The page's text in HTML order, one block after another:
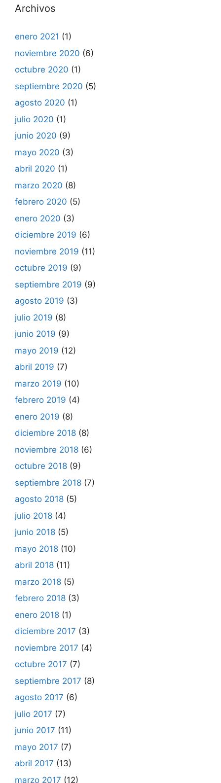
Archivos
enero 2021 (1)
noviembre 2020 (6)
octubre 2020 (1)
septiembre 2020 (5)
agosto 2020 (1)
julio 2020 (1)
junio 2020 (9)
mayo 2020 (3)
abril 2020 (1)
marzo 2020 (8)
febrero 2020 (5)
enero 2020 (3)
diciembre 2019 (6)
noviembre 2019 (11)
octubre 2019 (9)
septiembre 2019 (9)
agosto 2019 (3)
julio 2019 (8)
junio 2019 (9)
mayo 2019 (12)
abril 2019 (7)
marzo 2019 (10)
febrero 2019 (4)
enero 2019 (8)
diciembre 2018 (8)
noviembre 2018 (6)
octubre 2018 (9)
septiembre 2018 (7)
agosto 2018 (5)
julio 2018 (4)
junio 2018 (5)
mayo 2018 (10)
abril 2018 (11)
marzo 2018 (5)
febrero 2018 (3)
enero 2018 (1)
diciembre 2017 (3)
noviembre 2017 (4)
octubre 2017 (7)
septiembre 2017 (8)
agosto 2017 (6)
julio 2017 (7)
junio 2017 (11)
mayo 2017 (7)
abril 2017 (13)
marzo 2017 (12)